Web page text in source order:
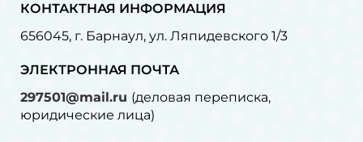
КОНТАКТНАЯ ИНФОРМАЦИЯ
656045, г. Барнаул, ул. Ляпидевского 1/3
ЭЛЕКТРОННАЯ ПОЧТА
297501@mail.ru (деловая переписка,
юридические лица)